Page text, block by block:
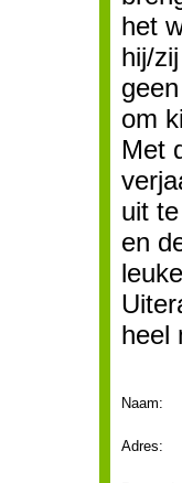
het
hij/
om
Met
uit
en
heel
Naam:
Adres: